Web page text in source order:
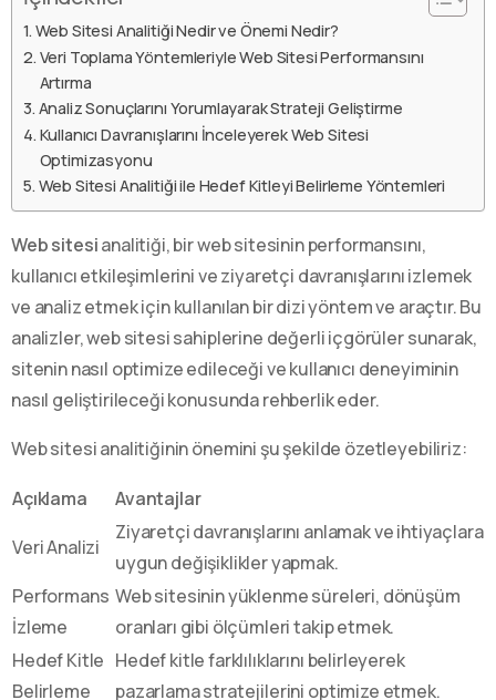
Web Sitesi Analitiği Nedir ve Önemi Nedir?
Veri Toplama Yöntemleriyle Web Sitesi Performansını
Artırma
Analiz Sonuçlarını Yorumlayarak Strateji Geliştirme
Kullanıcı Davranışlarını İnceleyerek Web Sitesi
Optimizasyonu
Web Sitesi Analitiği ile Hedef Kitleyi Belirleme Yöntemleri
Web sitesianalitiği, bir web sitesinin performansını,
kullanıcı etkileşimlerini ve ziyaretçi davranışlarını izlemek
ve analiz etmek için kullanılan bir dizi yöntem ve araçtır. Bu
analizler, web sitesi sahiplerine değerli içgörüler sunarak,
sitenin nasıl optimize edileceği ve kullanıcı deneyiminin
nasıl geliştirileceği konusunda rehberlik eder.
Web sitesi analitiğinin önemini şu şekilde özetleyebiliriz:
Açıklama
Avantajlar
Veri Analizi
Ziyaretçi davranışlarını anlamak ve ihtiyaçlara
uygun değişiklikler yapmak.
Performans
İzleme
Web sitesinin yüklenme süreleri, dönüşüm
oranları gibi ölçümleri takip etmek.
Hedef Kitle
Belirleme
Hedef kitle farklılıklarını belirleyerek
pazarlama stratejilerini optimize etmek.